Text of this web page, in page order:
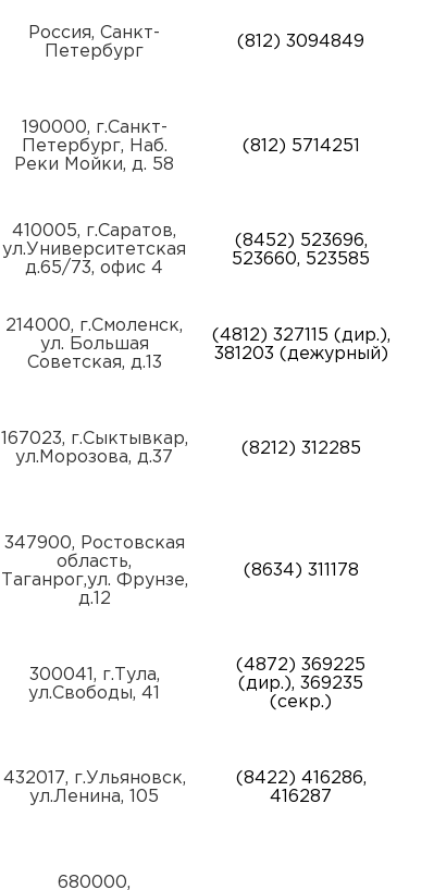
Россия, Санкт-
Петербург
(812) 3094849
190000, г.Санкт-
Петербург, Наб.
Реки Мойки, д. 58
(812) 5714251
410005, г.Саратов,
ул.Университетская
д.65/73, офис 4
(8452) 523696,
523660, 523585
214000, г.Смоленск,
ул. Большая
Советская, д.13
(4812) 327115 (дир.),
381203 (дежурный)
167023, г.Сыктывкар,
ул.Морозова, д.37
(8212) 312285
347900, Ростовская
область,
Таганрог,ул. Фрунзе,
д.12
(8634) 311178
300041, г.Тула,
ул.Свободы, 41
(4872) 369225
(дир.), 369235
(секр.)
432017, г.Ульяновск,
ул.Ленина, 105
(8422) 416286,
416287
680000,